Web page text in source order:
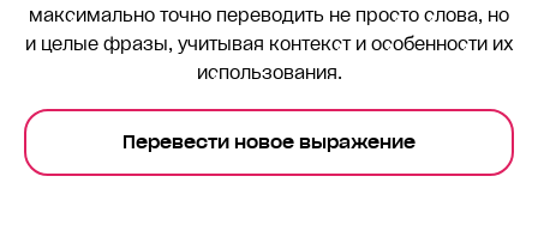
максимально точно переводить не просто слова, но
и целые фразы, учитывая контекст и особенности их
использования.
Перевести новое выражение